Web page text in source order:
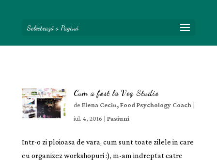
Selectează o Pagină
Cum a fost la Veg Studio
deElena Ceciu, Food Psychology Coach |
iul. 4, 2016 |Pasiuni
Intr-o zi ploioasa de vara, cum sunt toate zilele in care
eu organizez workshopuri :), m-am indreptat catre